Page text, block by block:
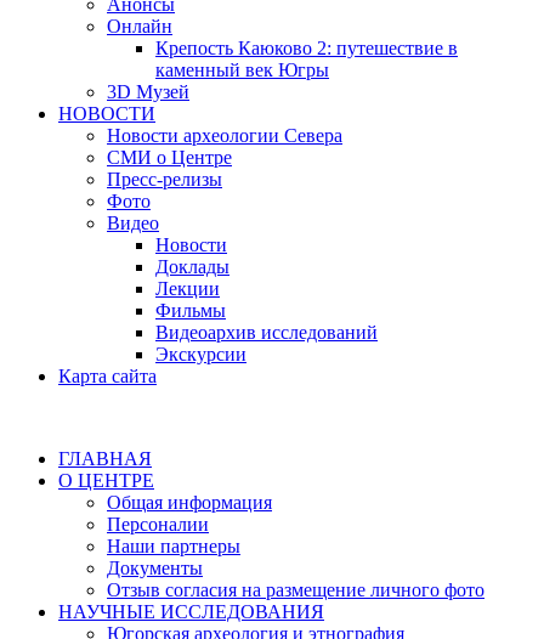
Анонсы
Онлайн
Крепость Каюково 2: путешествие в
каменный век Югры
3D Музей
НОВОСТИ
Новости археологии Севера
СМИ о Центре
Пресс-релизы
Фото
Видео
Новости
Доклады
Лекции
Фильмы
Видеоархив исследований
Экскурсии
Карта сайта
ГЛАВНАЯ
О ЦЕНТРЕ
Общая информация
Персоналии
Наши партнеры
Документы
Отзыв согласия на размещение личного фото
НАУЧНЫЕ ИССЛЕДОВАНИЯ
Югорская археология и этнография